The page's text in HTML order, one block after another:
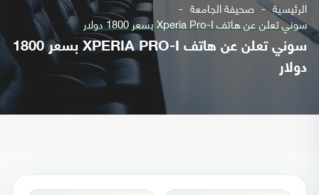
الرئيسية صحيفة الجامعة
سوني تعلن عن هاتف Xperia Pro-I بسعر 1800 دولار
سوني تعلن عن هاتف XPERIA PRO-I بسعر 1800
دولار